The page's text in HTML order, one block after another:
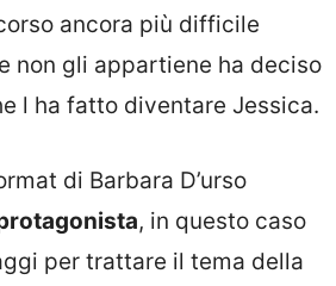
ancora più difficile
non gli appartiene ha deciso
l ha fatto diventare Jessica.
di Barbara D’urso
, in questo caso
per trattare il tema della